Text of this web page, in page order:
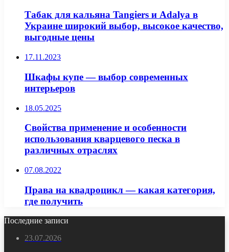
Табак для кальяна Tangiers и Adalya в
Украине широкий выбор, высокое качество,
выгодные цены
17.11.2023
Шкафы купе — выбор современных
интерьеров
18.05.2025
Свойства применение и особенности
использования кварцевого песка в
различных отраслях
07.08.2022
Права на квадроцикл — какая категория,
где получить
Последние записи
23.07.2026